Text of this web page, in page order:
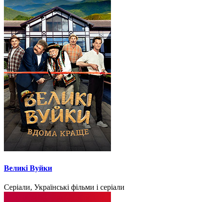
Великі Вуйки
Серіали, Українські фільми і серіали